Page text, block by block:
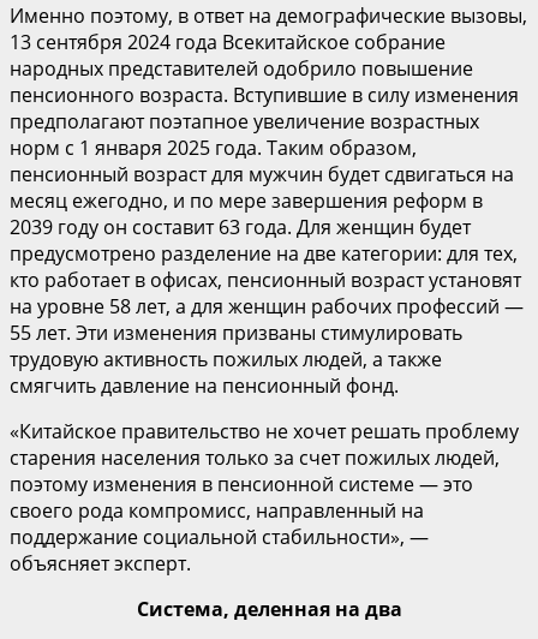
Именно поэтому, в ответ на демографические вызовы,
13 сентября 2024 года Всекитайское собрание
народных представителей одобрило повышение
пенсионного возраста. Вступившие в силу изменения
предполагают поэтапное увеличение возрастных
норм с 1 января 2025 года. Таким образом,
пенсионный возраст для мужчин будет сдвигаться на
месяц ежегодно, и по мере завершения реформ в
2039 году он составит 63 года. Для женщин будет
предусмотрено разделение на две категории: для тех,
кто работает в офисах, пенсионный возраст установят
на уровне 58 лет, а для женщин рабочих профессий —
55 лет. Эти изменения призваны стимулировать
трудовую активность пожилых людей, а также
смягчить давление на пенсионный фонд.
«Китайское правительство не хочет решать проблему
старения населения только за счет пожилых людей,
поэтому изменения в пенсионной системе — это
своего рода компромисс, направленный на
поддержание социальной стабильности», —
объясняет эксперт.
Система, деленная на два